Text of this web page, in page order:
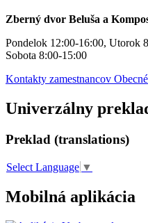
Zberný dvor Beluša a
Pondelok 12:00-16:00, Utorok
Sobota 8:00-15:00
Kontakty zamestnancov
Univerzálny
Preklad (translations)
Select Language ▼
Mobilná aplikácia